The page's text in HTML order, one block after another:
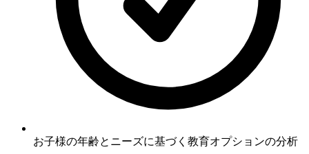
お子様の年齢とニーズに基づく教育オプションの分析